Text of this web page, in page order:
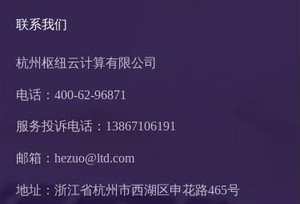
联系我们
杭州枢纽云计算有限公司
电话：400-62-96871
邮箱：hezuo@ltd.com
地址：浙江省杭州市西湖区申花路465号
服务投诉电话： 13867106191